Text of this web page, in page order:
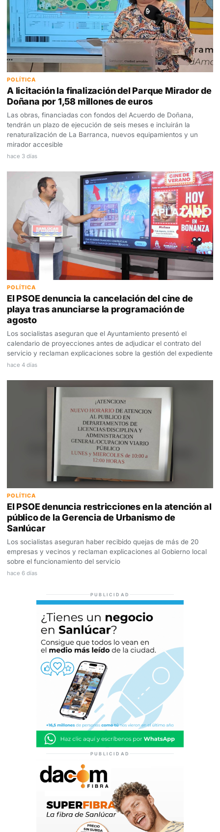
POLÍTICA
A licitación la finalización del Parque Mirador de
Doñana por 1,58 millones de euros
Las obras, financiadas con fondos del Acuerdo de Doñana,
tendrán un plazo de ejecución de seis meses e incluirán la
renaturalización de La Barranca, nuevos equipamientos y un
mirador accesible
hace 3 días
POLÍTICA
El PSOE denuncia la cancelación del cine de
playa tras anunciarse la programación de
agosto
Los socialistas aseguran que el Ayuntamiento presentó el
calendario de proyecciones antes de adjudicar el contrato del
servicio y reclaman explicaciones sobre la gestión del expediente
hace 4 días
POLÍTICA
El PSOE denuncia restricciones en la atención al
público de la Gerencia de Urbanismo de
Sanlúcar
Los socialistas aseguran haber recibido quejas de más de 20
empresas y vecinos y reclaman explicaciones al Gobierno local
sobre el funcionamiento del servicio
hace 6 días
PUBLICIDAD
PUBLICIDAD